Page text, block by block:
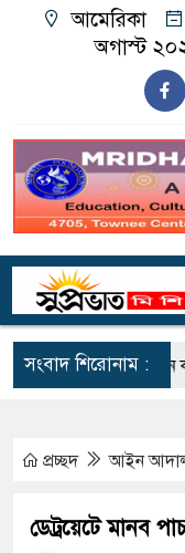
আমেরিকা
অগাস্ট
সংবাদ শিরোনাম :
উদ্বোধন করলেন
প্রচ্ছদ আইন
ডেট্রয়েটে মানব